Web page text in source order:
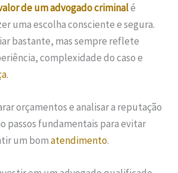
de um advogado criminalé
uma escolha consciente e segura.
bastante, mas sempre reflete
complexidade do caso e
.
orçamentos e analisar a reputação
passos fundamentais para evitar
um bomatendimento.